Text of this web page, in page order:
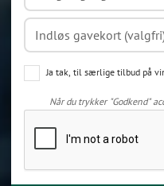
Ja tak, til særlige tilbud på
Når du trykker "Godkend"